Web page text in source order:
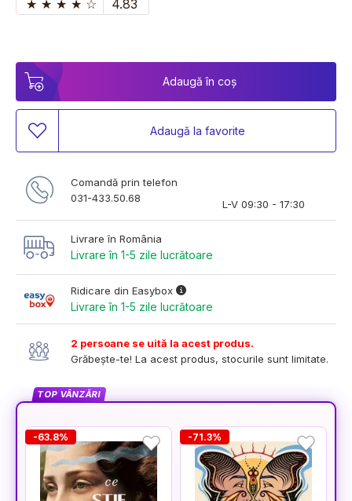
★ ★ ★ ★ ☆ 4.83
Adaugă în coș
Adaugă la favorite
Comandă prin telefon
031-433.50.68
L-V 09:30 - 17:30
Livrare în România
Livrare în 1-5 zile lucrătoare
Ridicare din Easybox
Livrare în 1-5 zile lucrătoare
2 persoane se uită la acest produs.
Grăbește-te! La acest produs, stocurile sunt limitate.
TOP VÂNZĂRI
-63.8% -71.3%